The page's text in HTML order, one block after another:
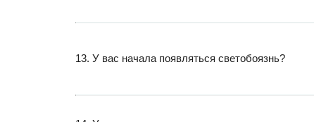
13. У вас начала появляться светобоязнь?